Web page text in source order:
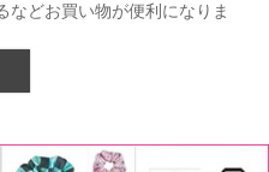
などお買い物が便利になりま